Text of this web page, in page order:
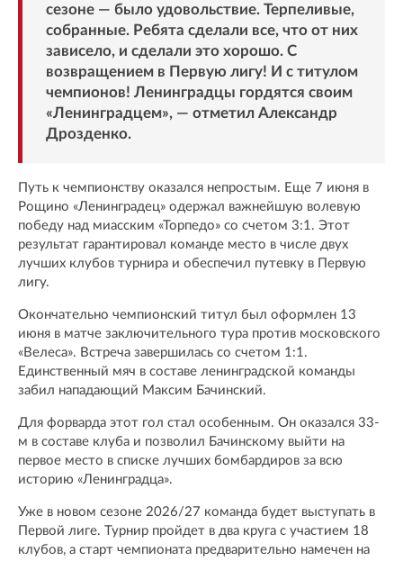
сезоне — было удовольствие. Терпеливые,
собранные. Ребята сделали все, что от них
зависело, и сделали это хорошо. С
возвращением в Первую лигу! И с титулом
чемпионов! Ленинградцы гордятся своим
«Ленинградцем», — отметил Александр
Дрозденко.
Путь к чемпионству оказался непростым. Еще 7 июня в
Рощино «Ленинградец» одержал важнейшую волевую
победу над миасским «Торпедо» со счетом 3:1. Этот
результат гарантировал команде место в числе двух
лучших клубов турнира и обеспечил путевку в Первую
лигу.
Окончательно чемпионский титул был оформлен 13
июня в матче заключительного тура против московского
«Велеса». Встреча завершилась со счетом 1:1.
Единственный мяч в составе ленинградской команды
забил нападающий Максим Бачинский.
Для форварда этот гол стал особенным. Он оказался 33-
м в составе клуба и позволил Бачинскому выйти на
первое место в списке лучших бомбардиров за всю
историю «Ленинградца».
Уже в новом сезоне 2026/27 команда будет выступать в
Первой лиге. Турнир пройдет в два круга с участием 18
клубов, а старт чемпионата предварительно намечен на